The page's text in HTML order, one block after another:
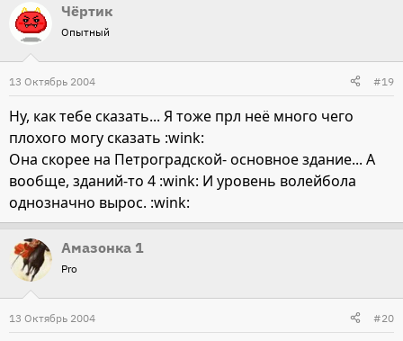
Чёртик
Опытный
13 Октябрь 2004 #19
Ну, как тебе сказать... Я тоже прл неё много чего
плохого могу сказать :wink:
Она скорее на Петроградской- основное здание... А
вообще, зданий-то 4 :wink: И уровень волейбола
однозначно вырос. :wink:
Амазонка 1
Pro
13 Октябрь 2004 #20